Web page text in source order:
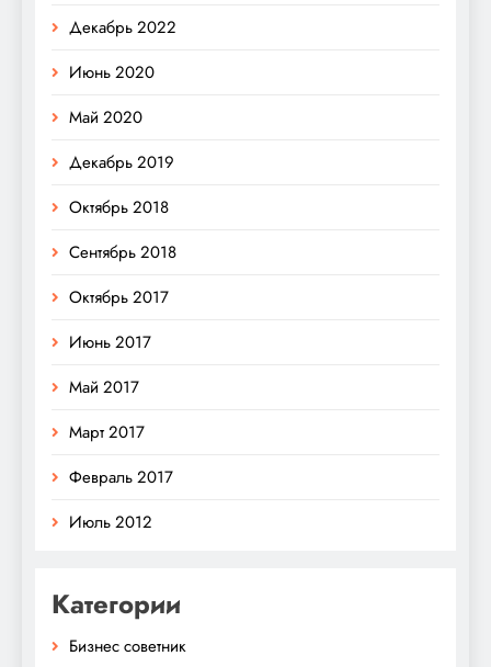
Декабрь 2022
Июнь 2020
Май 2020
Декабрь 2019
Октябрь 2018
Сентябрь 2018
Октябрь 2017
Июнь 2017
Май 2017
Март 2017
Февраль 2017
Июль 2012
Категории
Бизнес советник